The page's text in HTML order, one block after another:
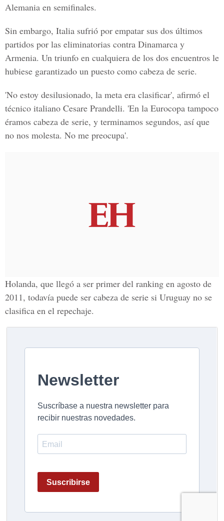
Alemania en semifinales.
Sin embargo, Italia sufrió por empatar sus dos últimos
partidos por las eliminatorias contra Dinamarca y
Armenia. Un triunfo en cualquiera de los dos encuentros le
hubiese garantizado un puesto como cabeza de serie.
'No estoy desilusionado, la meta era clasificar', afirmó el
técnico italiano Cesare Prandelli. 'En la Eurocopa tampoco
éramos cabeza de serie, y terminamos segundos, así que
no nos molesta. No me preocupa'.
Holanda, que llegó a ser primer del ranking en agosto de
2011, todavía puede ser cabeza de serie si Uruguay no se
clasifica en el repechaje.